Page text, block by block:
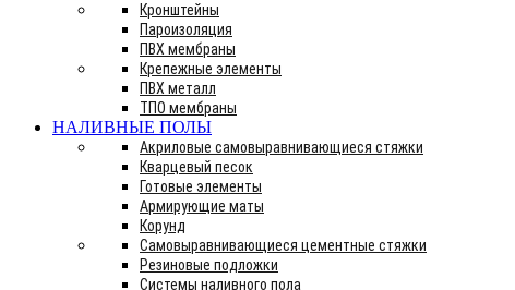
Кронштейны
Пароизоляция
ПВХ мембраны
Крепежные элементы
ПВХ металл
ТПО мембраны
НАЛИВНЫЕ ПОЛЫ
Акриловые самовыравнивающиеся стяжки
Кварцевый песок
Готовые элементы
Армирующие маты
Корунд
Самовыравнивающиеся цементные стяжки
Резиновые подложки
Системы наливного пола